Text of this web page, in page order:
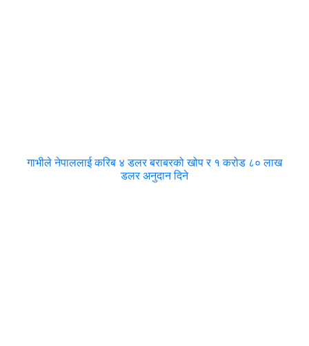
गाभीले नेपाललाई करिब ४ डलर बराबरको खोप र १ करोड ८० लाख
डलर अनुदान दिने